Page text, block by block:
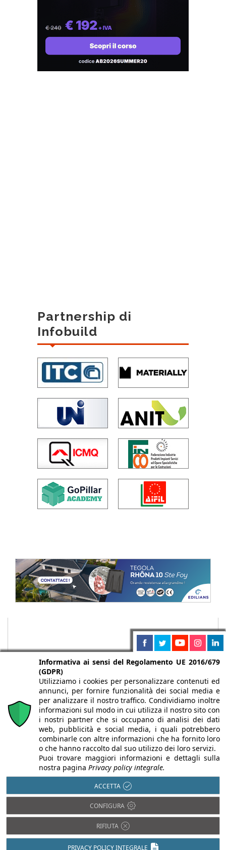
Partnership di
Infobuild
Chi siamo Autori Per la tua pubblicità
Iscriviti alla
newsletter
Infobuild è testata registrata presso il Tribunale di Milano al n° 63
dell’8/3/2013 - ISSN 2282-2267
© 2000-2026 Infoweb srl - P.IVA 13155920153 - Tutti i diritti
riservati |Privacy
Informativa ai sensi del Regolamento UE 2016/679
(GDPR)
Utilizziamo i cookies per personalizzare contenuti ed
annunci, per fornire funzionalità dei social media e
per analizzare il nostro traffico. Condividiamo inoltre
informazioni sul modo in cui utilizza il nostro sito con
i nostri partner che si occupano di analisi dei dati
web, pubblicità e social media, i quali potrebbero
combinarle con altre informazioni che ha fornito loro
o che hanno raccolto dal suo utilizzo dei loro servizi.
Puoi trovare maggiori informazioni e dettagli sulla
nostra pagina Privacy policy integrale.
ACCETTA
CONFIGURA
RIFIUTA
PRIVACY POLICY INTEGRALE